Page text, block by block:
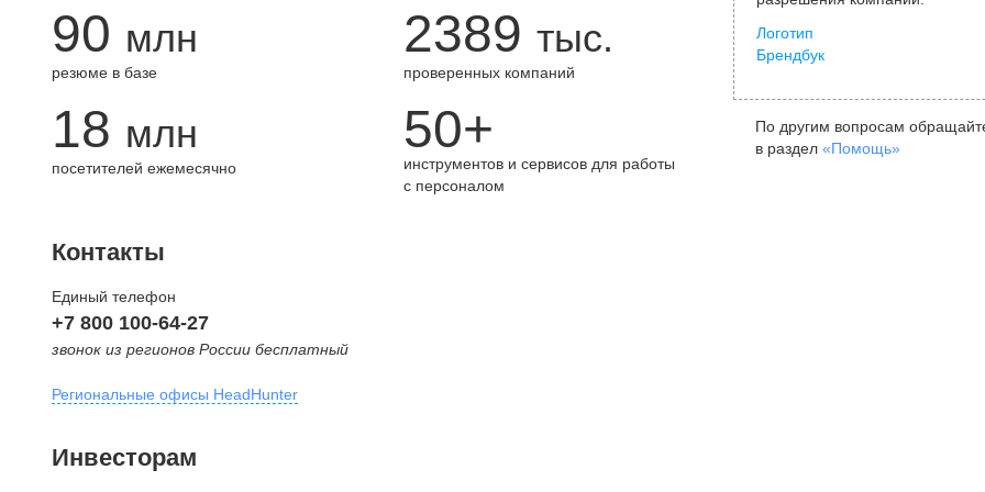
90 млн
резюме в базе
2389 тыс.
проверенных компаний
18 млн
посетителей ежемесячно
50+
инструментов и сервисов для работы
с персоналом
Логотип
Брендбук
По другим вопросам
в раздел «Помощь»
Контакты
Единый телефон
+7 800 100-64-27
звонок из регионов России бесплатный
Региональные офисы HeadHunter
внутригородская территория
Инвесторам